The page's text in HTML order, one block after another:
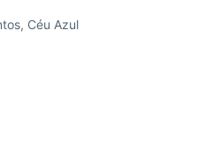
Céu Azul